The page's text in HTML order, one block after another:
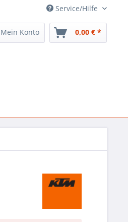
Service/Hilfe
Mein Konto 0,00 € *